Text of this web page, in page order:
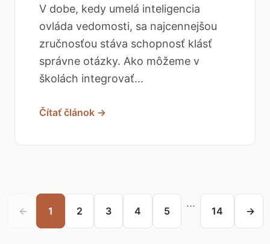
V dobe, kedy umelá inteligencia
ovláda vedomosti, sa najcennejšou
zručnosťou stáva schopnosť klásť
správne otázky. Ako môžeme v
školách integrovať...
Čítať článok →
← 1 2 3 4 5
...
14 →